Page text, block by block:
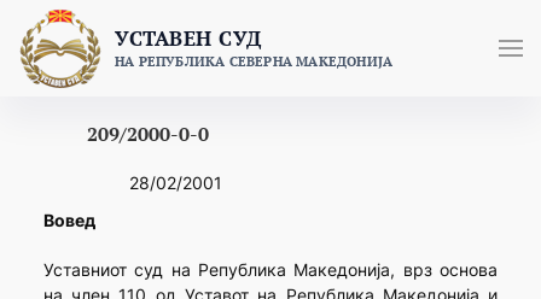
content
УСТАВЕН СУД
НА РЕПУБЛИКА СЕВЕРНА МАКЕДОНИЈА
209/2000-0-0
28/02/2001
Вовед
Уставниот суд на Република Македонија, врз основа